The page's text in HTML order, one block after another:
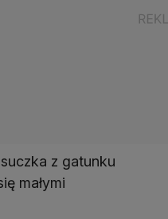
z gatunku
małymi